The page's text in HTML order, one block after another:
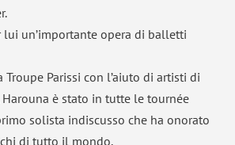
lui un’importante opera di balletti
Parissi con l’aiuto di artisti di
è stato in tutte le tournée
solista indiscusso che ha onorato
di tutto il mondo.